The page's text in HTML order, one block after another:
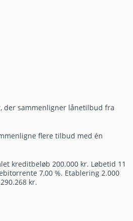
der sammenligner lånetilbud fra
flere tilbud med én
kreditbeløb 200.000 kr. Løbetid 11
7,00 %. Etablering 2.000
kr.